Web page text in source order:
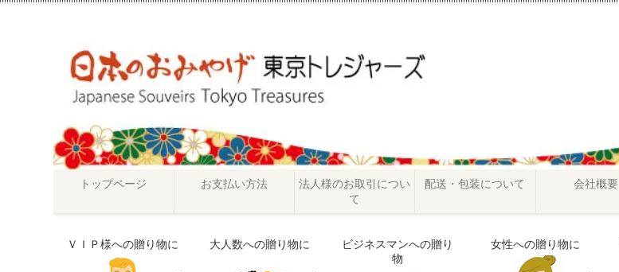
トップページ お支払い方法
法人様のお取引につい
て
配送・包装について 会社概要
ＶＩＰ様への贈り物に 大人数への贈り物に
ビジネスマンへの贈り
物
女性への贈り物に